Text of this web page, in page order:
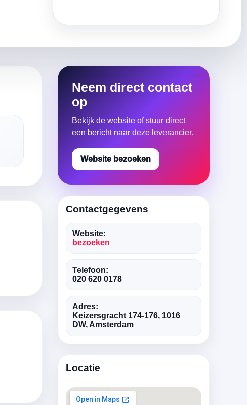
Neem direct contact
op
Bekijk de website of stuur direct
een bericht naar deze leverancier.
Website bezoeken
Contactgegevens
Website:
bezoeken
Telefoon:
020 620 0178
Adres:
Keizersgracht 174-176, 1016
DW, Amsterdam
Locatie